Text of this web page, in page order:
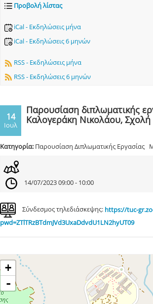
Προβολή λίστας
iCal - Εκδηλώσεις μήνα
iCal - Εκδηλώσεις 6 μηνών
RSS - Εκδηλώσεις μήνα
RSS - Εκδηλώσεις 6 μηνών
14
Ιουλ
Παρουσίαση διπλωματικής
Καλογεράκη Νικολάου,
Κατηγορία: Παρουσίαση Διπλωματικής Εργασίας
14/07/2023 09:00 - 10:00
Σύνδεσμος τηλεδιάσκεψης: https://tuc-
pwd=ZTlTRzBTdmJVd3UxaDdvdU1LN2hyUT09
+
-